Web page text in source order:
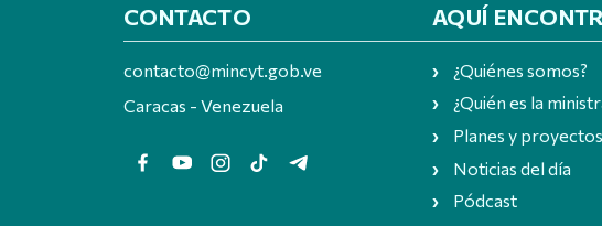
CONTACTO
contacto@mincyt.gob.ve
Caracas - Venezuela
AQUÍ
¿Quiénes somos?
¿Quién es la
Planes y proyectos
Noticias del día
Pódcast